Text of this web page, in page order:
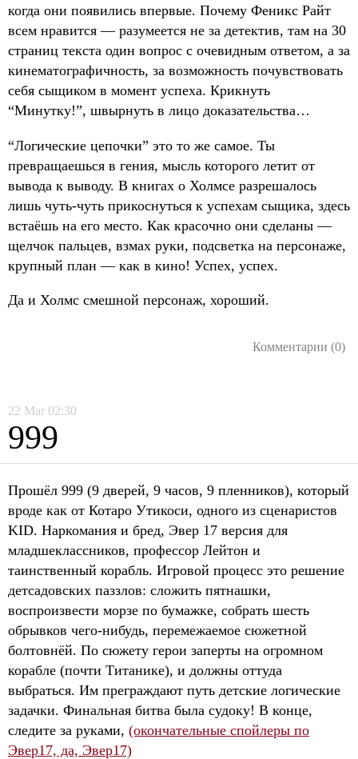
когда они появились впервые. Почему Феникс Райт
всем нравится — разумеется не за детектив, там на 30
страниц текста один вопрос с очевидным ответом, а за
кинематографичность, за возможность почувствовать
себя сыщиком в момент успеха. Крикнуть
“Минутку!”, швырнуть в лицо доказательства…
“Логические цепочки” это то же самое. Ты
превращаешься в гения, мысль которого летит от
вывода к выводу. В книгах о Холмсе разрешалось
лишь чуть-чуть прикоснуться к успехам сыщика, здесь
встаёшь на его место. Как красочно они сделаны —
щелчок пальцев, взмах руки, подсветка на персонаже,
крупный план — как в кино! Успех, успех.
Да и Холмс смешной персонаж, хороший.
Комментарии (0)
22 Mar 02:30
999
Прошёл 999 (9 дверей, 9 часов, 9 пленников), который
вроде как от Котаро Утикоси, одного из сценаристов
KID. Наркомания и бред, Эвер 17 версия для
младшеклассников, профессор Лейтон и
таинственный корабль. Игровой процесс это решение
детсадовских паззлов: сложить пятнашки,
воспроизвести морзе по бумажке, собрать шесть
обрывков чего-нибудь, перемежаемое сюжетной
болтовнёй. По сюжету герои заперты на огромном
корабле (почти Титанике), и должны оттуда
выбраться. Им преграждают путь детские логические
задачки. Финальная битва была судоку! В конце,
следите за руками, (окончательные спойлеры по
Эвер17, да, Эвер17)